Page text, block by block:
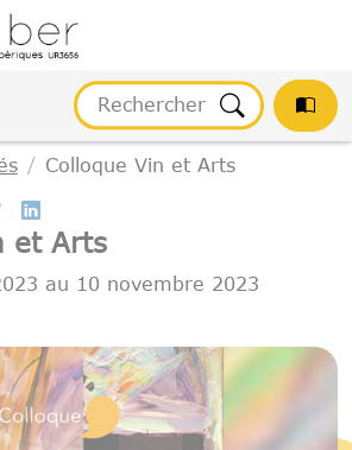
Colloque Vin et Arts
et Arts
au 10 novembre 2023